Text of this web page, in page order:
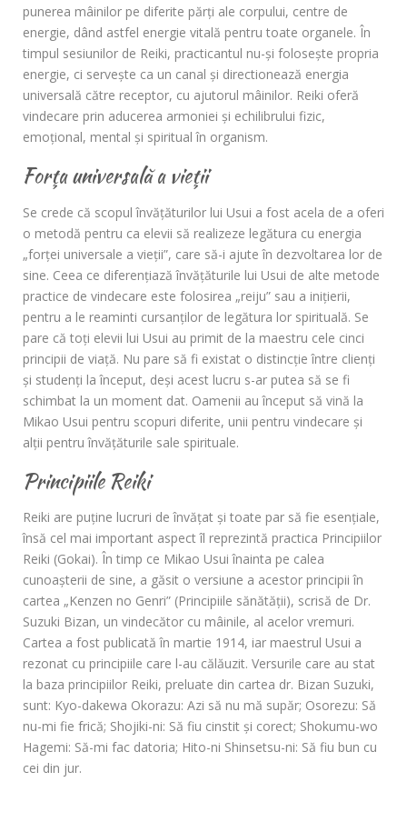
punerea mâinilor pe diferite părţi ale corpului, centre de
energie, dând astfel energie vitală pentru toate organele. În
timpul sesiunilor de Reiki, practicantul nu-şi foloseşte propria
energie, ci servește ca un canal și directionează energia
universală către receptor, cu ajutorul mâinilor. Reiki oferă
vindecare prin aducerea armoniei şi echilibrului fizic,
emoţional, mental şi spiritual în organism.
Forţa universală a vieţii
Se crede că scopul învăţăturilor lui Usui a fost acela de a oferi
o metodă pentru ca elevii să realizeze legătura cu energia
„forţei universale a vieţii”, care să-i ajute în dezvoltarea lor de
sine. Ceea ce diferenţiază învăţăturile lui Usui de alte metode
practice de vindecare este folosirea „reiju” sau a iniţierii,
pentru a le reaminti cursanţilor de legătura lor spirituală. Se
pare că toţi elevii lui Usui au primit de la maestru cele cinci
principii de viaţă. Nu pare să fi existat o distincție între clienţi
și studenţi la început, deşi acest lucru s-ar putea să se fi
schimbat la un moment dat. Oamenii au început să vină la
Mikao Usui pentru scopuri diferite, unii pentru vindecare şi
alţii pentru învăţăturile sale spirituale.
Principiile Reiki
Reiki are puţine lucruri de învăţat şi toate par să fie esenţiale,
însă cel mai important aspect îl reprezintă practica Principiilor
Reiki (Gokai). În timp ce Mikao Usui înainta pe calea
cunoaşterii de sine, a găsit o versiune a acestor principii în
cartea „Kenzen no Genri” (Principiile sănătăţii), scrisă de Dr.
Suzuki Bizan, un vindecător cu mâinile, al acelor vremuri.
Cartea a fost publicată în martie 1914, iar maestrul Usui a
rezonat cu principiile care l-au călăuzit. Versurile care au stat
la baza principiilor Reiki, preluate din cartea dr. Bizan Suzuki,
sunt: Kyo-dakewa Okorazu: Azi să nu mă supăr; Osorezu: Să
nu-mi fie frică; Shojiki-ni: Să fiu cinstit şi corect; Shokumu-wo
Hagemi: Să-mi fac datoria; Hito-ni Shinsetsu-ni: Să fiu bun cu
cei din jur.